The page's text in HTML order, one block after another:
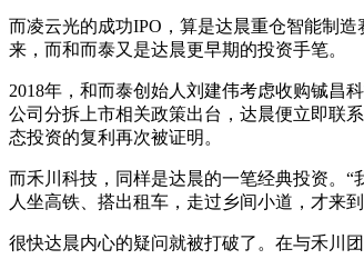
而凌云光的成功IPO，算是达晨重仓智能制
来，而和而泰又是达晨更早期的投资手笔。
2018年，和而泰创始人刘建伟考虑收购铖昌
公司分拆上市相关政策出台，达晨便立即联
态投资的复利再次被证明。
而禾川科技，同样是达晨的一笔经典投资。
人坐高铁、搭出租车，走过乡间小道，才来到
很快达晨内心的疑问就被打破了。在与禾川